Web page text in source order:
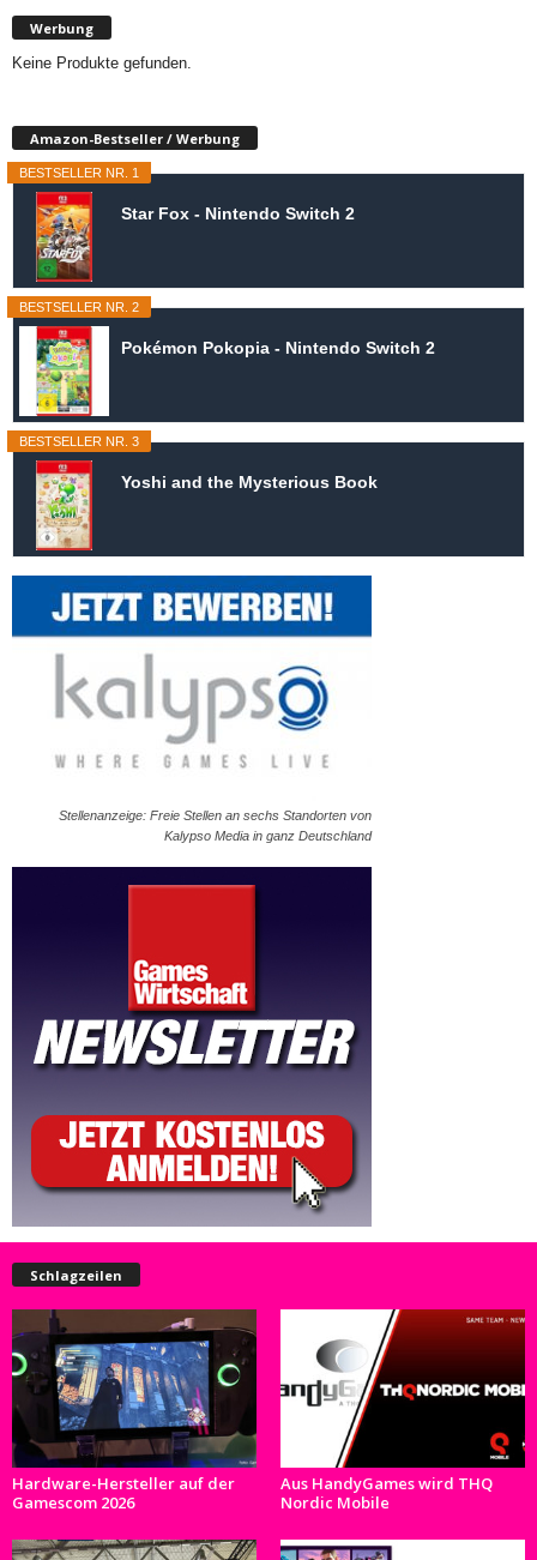
Werbung
Keine Produkte gefunden.
Amazon-Bestseller / Werbung
BESTSELLER NR. 1
Star Fox - Nintendo Switch 2
BESTSELLER NR. 2
Pokémon Pokopia - Nintendo Switch 2
BESTSELLER NR. 3
Yoshi and the Mysterious Book
Stellenanzeige: Freie Stellen an sechs Standorten von
Kalypso Media in ganz Deutschland
Schlagzeilen
Hardware-Hersteller auf der
Gamescom 2026
Aus HandyGames wird THQ
Nordic Mobile